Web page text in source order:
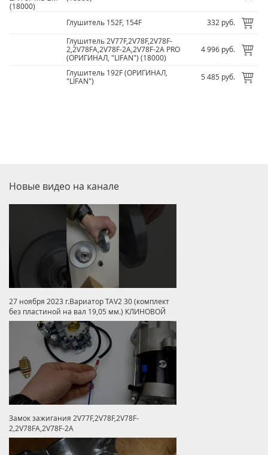
Глушитель 152F, 154F
332 руб.
Глушитель 2V77F,2V78F,2V78F-
2,2V78FA,2V78F-2A,2V78F-2A PRO
(ОРИГИНАЛ, "LIFAN") (18000)
4 996 руб.
Глушитель 192F (ОРИГИНАЛ,
"LIFAN")
5 485 руб.
Новые видео на канале
27 ноября 2023 г.Вариатор TAV2 30 (комплект
без пластиной на вал 19,05 мм.) КЛИНОВОЙ
Замок зажигания 2V77F,2V78F,2V78F-
2,2V78FA,2V78F-2A